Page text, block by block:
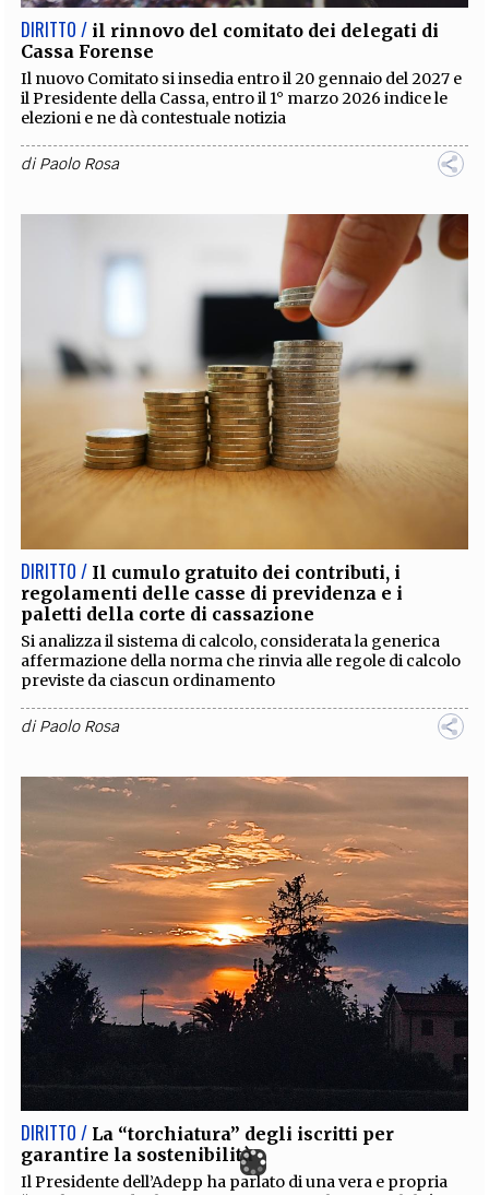
DIRITTO / il rinnovo del comitato dei delegati di
Cassa Forense
Il nuovo Comitato si insedia entro il 20 gennaio del 2027 e
il Presidente della Cassa, entro il 1° marzo 2026 indice le
elezioni e ne dà contestuale notizia
diPaolo Rosa
DIRITTO / Il cumulo gratuito dei contributi, i
regolamenti delle casse di previdenza e i
paletti della corte di cassazione
Si analizza il sistema di calcolo, considerata la generica
affermazione della norma che rinvia alle regole di calcolo
previste da ciascun ordinamento
diPaolo Rosa
DIRITTO / La “torchiatura” degli iscritti per
garantire la sostenibilità
Il Presidente dell’Adepp ha parlato di una vera e propria